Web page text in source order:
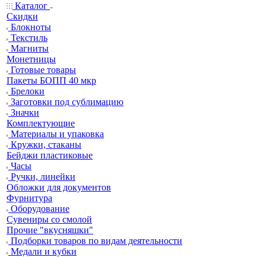
Каталог
Скидки
Блокноты
Текстиль
Магниты
Монетницы
Готовые товары
Пакеты БОПП 40 мкр
Брелоки
Заготовки под сублимацию
Значки
Комплектующие
Материалы и упаковка
Кружки, стаканы
Бейджи пластиковые
Часы
Ручки, линейки
Обложки для документов
Фурнитура
Оборудование
Сувениры со смолой
Прочие "вкусняшки"
Подборки товаров по видам деятельности
Медали и кубки